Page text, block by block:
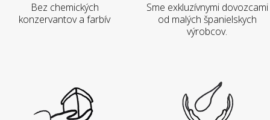
Bez chemických
konzervantov a farbív
Sme exkluzívnymi dovozcami
od malých španielskych
výrobcov.